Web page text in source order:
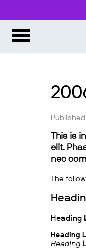
Published
This is
elit.
nec
The
Heading
Heading
Heading